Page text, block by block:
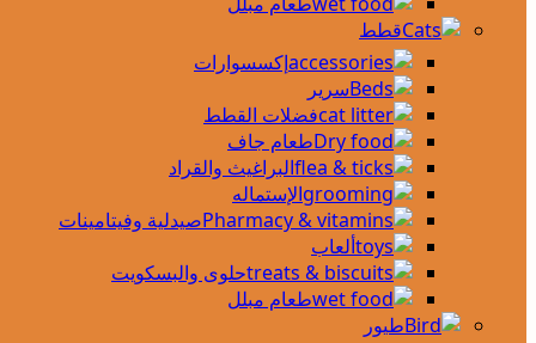
قطط
إكسسوارات
سرير
فضلات القطط
طعام جاف
البراغيث والقراد
الإستماله
صيدلية وفيتامينات
ألعاب
حلوى والبسكويت
طعام مبلل
طيور